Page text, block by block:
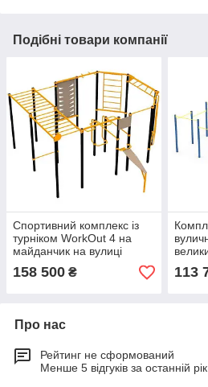
Подібні товари компанії
Спортивний комплекс із
турніком WorkOut 4 на
майданчик на вулиці
158 500 ₴ 113
Про нас
Рейтинг не сформований
Менше 5 відгуків за останній рік